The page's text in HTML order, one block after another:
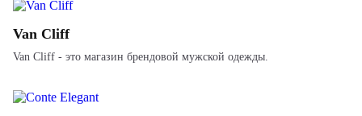
Van Cliff
Van Cliff - это магазин брендовой мужской одежды.